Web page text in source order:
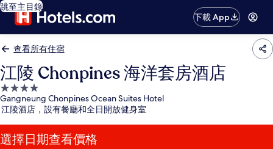
跳至主目錄
下載 App
查看所有住宿
江陵 Chonpines 海洋套房酒店
4.0
星
級
住
宿
Gangneung Chonpines Ocean Suites Hotel
江陵酒店，設有餐廳和全日開放健身室
選擇日期查看價格